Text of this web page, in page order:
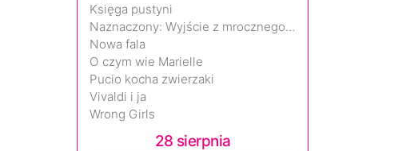
Księga pustyni
Naznaczony: Wyjście z mrocznego wymiaru
Nowa fala
O czym wie Marielle
Pucio kocha zwierzaki
Vivaldi i ja
Wrong Girls
28 sierpnia